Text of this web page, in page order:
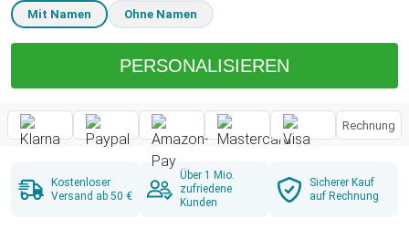
Mit Namen Ohne Namen
PERSONALISIEREN
Rechnung
Kostenloser
Versand ab 50 €
Über 1 Mio.
zufriedene
Kunden
Sicherer Kauf
auf Rechnung